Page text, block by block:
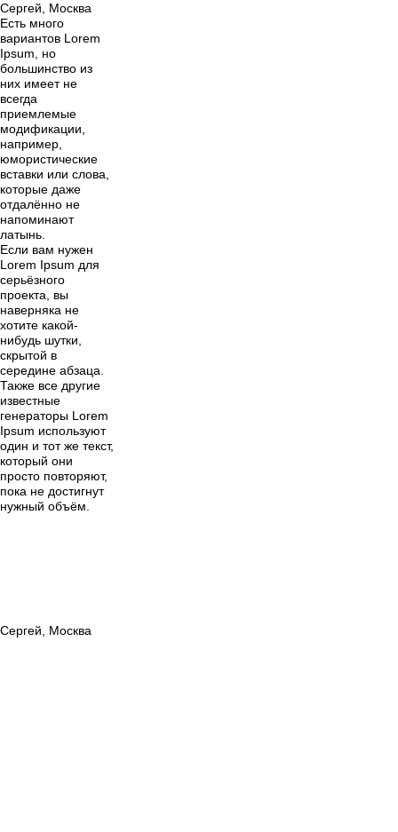
Сергей, Москва
Есть много
вариантов Lorem
Ipsum, но
большинство из
них имеет не
всегда
приемлемые
модификации,
например,
юмористические
вставки или слова,
которые даже
отдалённо не
напоминают
латынь.
Если вам нужен
Lorem Ipsum для
серьёзного
проекта, вы
наверняка не
хотите какой-
нибудь шутки,
скрытой в
середине абзаца.
Также все другие
известные
генераторы Lorem
Ipsum используют
один и тот же текст,
который они
просто повторяют,
пока не достигнут
нужный объём.
Сергей, Москва